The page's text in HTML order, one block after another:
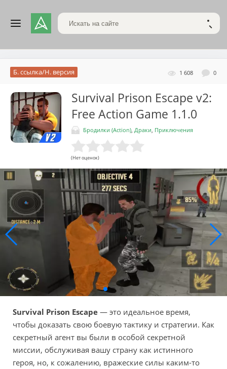
Поиск по сайту
1 608 0
Б. ссылка/Н. версия
Survival Prison Escape v2:
Free Action Game 1.1.0
Бродилки (Action) Драки Приключения
(Нет оценок)
Survival Prison Escape — это идеальное время,
чтобы доказать свою боевую тактику и стратегии. Как
секретный агент вы были в особой секретной
миссии, обслуживая вашу страну как истинного
героя, но, к сожалению, вражеские силы каким-то